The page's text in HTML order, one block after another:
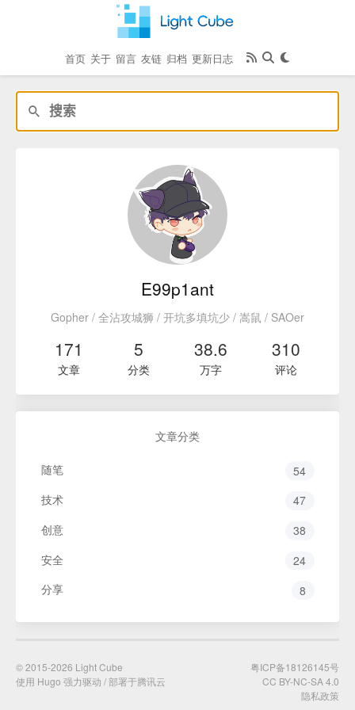
首页 关于 留言 友链 归档 更新日志
E99p1ant
Gopher / 全沾攻城狮 / 开坑多填坑少 / 嵩鼠 / SAOer
171
文章
5
分类
38.6
万字
310
评论
文章分类
随笔
54
技术
47
创意
38
安全
24
分享
8
© 2015-2026 Light Cube
使用 Hugo 强力驱动 / 部署于腾讯云
粤ICP备18126145号
CC BY-NC-SA 4.0
隐私政策